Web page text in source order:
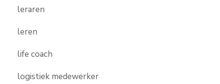
leraren
leren
life coach
logistiek medewerker